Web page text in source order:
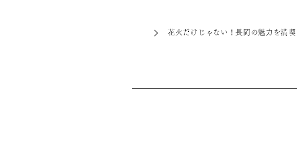
花火だけじゃない！長岡の魅力を満喫